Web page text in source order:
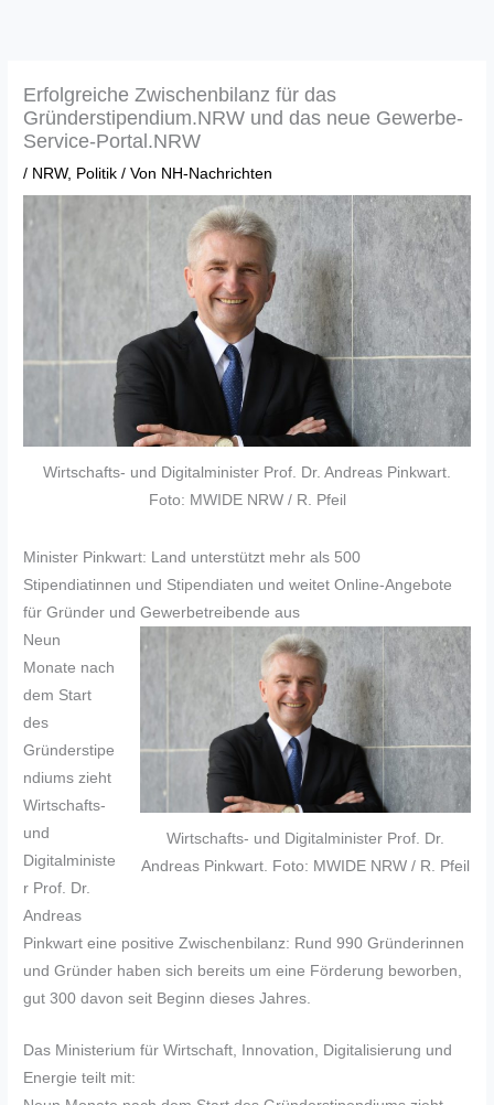
Erfolgreiche Zwischenbilanz für das
Gründerstipendium.NRW und das neue Gewerbe-
Service-Portal.NRW
/ NRW, Politik / Von NH-Nachrichten
Wirtschafts- und Digitalminister Prof. Dr. Andreas Pinkwart.
Foto: MWIDE NRW / R. Pfeil
Minister Pinkwart: Land unterstützt mehr als 500
Stipendiatinnen und Stipendiaten und weitet Online-Angebote
für Gründer und Gewerbetreibende aus
Wirtschafts- und Digitalminister Prof. Dr.
Andreas Pinkwart. Foto: MWIDE NRW / R. Pfeil
Neun
Monate nach
dem Start
des
Gründerstipe
ndiums zieht
Wirtschafts-
und
Digitalministe
r Prof. Dr.
Andreas
Pinkwart eine positive Zwischenbilanz: Rund 990 Gründerinnen
und Gründer haben sich bereits um eine Förderung beworben,
gut 300 davon seit Beginn dieses Jahres.
Das Ministerium für Wirtschaft, Innovation, Digitalisierung und
Energie teilt mit: